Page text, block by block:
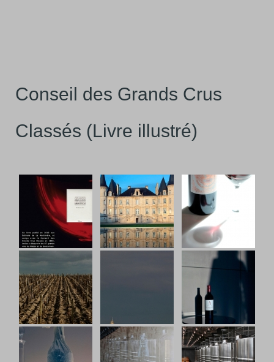
Conseil des Grands Crus
Classés (Livre illustré)